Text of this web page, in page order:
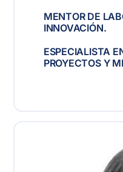
MENTOR DE
INNOVACIÓN.
ESPECIALISTA
PROYECTOS Y